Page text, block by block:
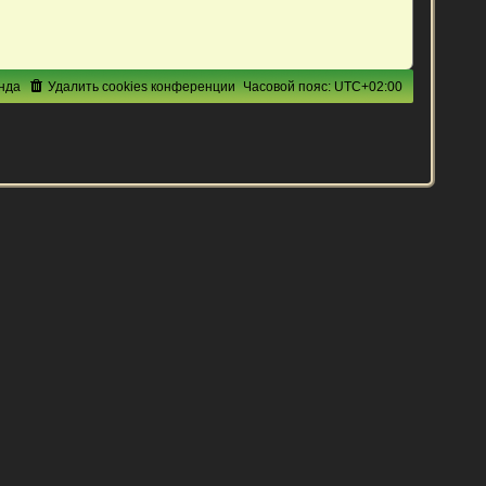
Часовой пояс:UTC+02:00
Удалить cookies конференции